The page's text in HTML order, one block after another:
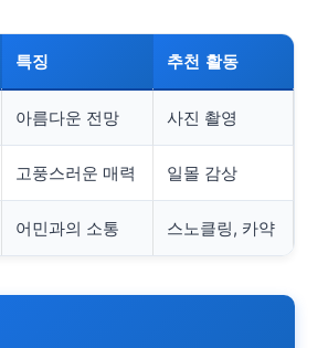
특징 추천 활동
아름다운 전망 사진 촬영
고풍스러운 매력 일몰 감상
어민과의 소통 스노클링, 카약